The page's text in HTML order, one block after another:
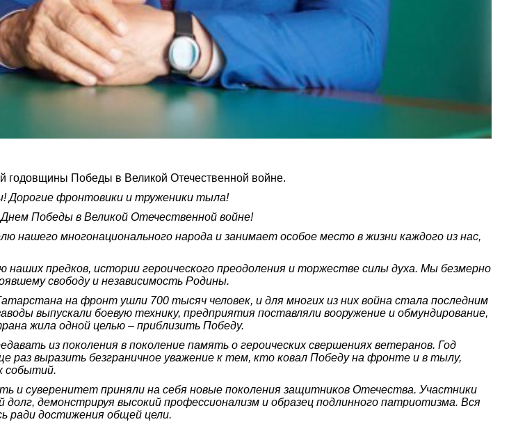
годовщины Победы в Великой Отечественной войне.
фронтовики и труженики тыла!
Победы в Великой Отечественной войне!
многонационального народа и занимает особое место в жизни каждого из нас,
предков, истории героического преодоления и торжестве силы духа. Мы безмерно
свободу и независимость Родины.
на фронт ушли 700 тысяч человек, и для многих из них война стала последним
выпускали боевую технику, предприятия поставляли вооружение и обмундирование,
жила одной целью – приблизить Победу.
из поколения в поколение память о героических свершениях ветеранов. Год
раз выразить безграничное уважение к тем, кто ковал Победу на фронте и в тылу,
событий.
и суверенитет приняли на себя новые поколения защитников Отечества. Участники
демонстрируя высокий профессионализм и образец подлинного патриотизма. Вся
ради достижения общей цели.